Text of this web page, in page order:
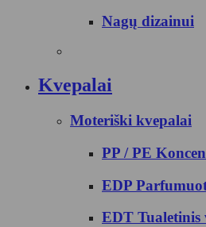
Nagų dizainui
Kvepalai
Moteriški kvepalai
PP / PE
EDP
EDT Tualetinis